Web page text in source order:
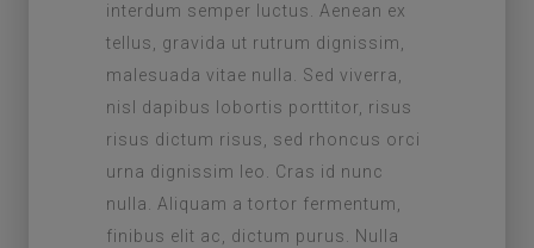
interdum semper luctus. Aenean ex
tellus, gravida ut rutrum dignissim,
malesuada vitae nulla. Sed viverra,
nisl dapibus lobortis porttitor, risus
risus dictum risus, sed rhoncus orci
urna dignissim leo. Cras id nunc
nulla. Aliquam a tortor fermentum,
finibus elit ac, dictum purus. Nulla